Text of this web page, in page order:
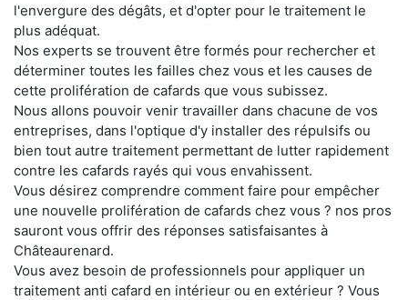
l'envergure des dégâts, et d'opter pour le traitement le
plus adéquat.
Nos experts se trouvent être formés pour rechercher et
déterminer toutes les failles chez vous et les causes de
cette prolifération de cafards que vous subissez.
Nous allons pouvoir venir travailler dans chacune de vos
entreprises, dans l'optique d'y installer des répulsifs ou
bien tout autre traitement permettant de lutter rapidement
contre les cafards rayés qui vous envahissent.
Vous désirez comprendre comment faire pour empêcher
une nouvelle prolifération de cafards chez vous ? nos pros
sauront vous offrir des réponses satisfaisantes à
Châteaurenard.
Vous avez besoin de professionnels pour appliquer un
traitement anti cafard en intérieur ou en extérieur ? Vous